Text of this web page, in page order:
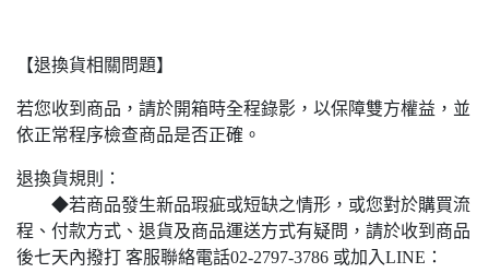
【退換貨相關問題】
若您收到商品，請於開箱時全程錄影，以保障雙方權益，並
依正常程序檢查商品是否正確。
退換貨規則：
◆若商品發生新品瑕疵或短缺之情形，或您對於購買流
程、付款方式、退貨及商品運送方式有疑問，請於收到商品
後七天內撥打 客服聯絡電話02-2797-3786 或加入LINE：